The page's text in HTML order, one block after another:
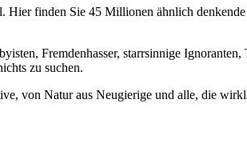
finden Sie 45 Millionen ähnlich
Fremdenhasser, starrsinnige
zu suchen.
von Natur aus Neugierige und alle, die